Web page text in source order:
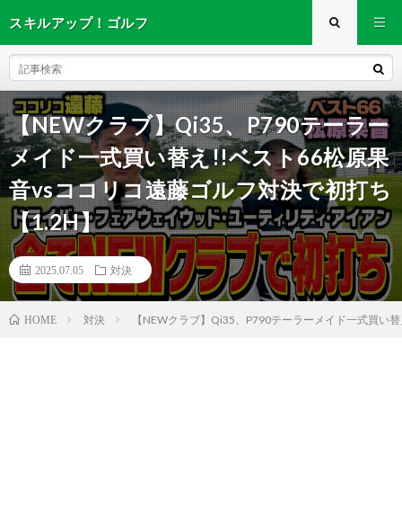
スキルアップ！ゴルフ
【NEWクラブ】Qi35、P790テーラー
メイド一式買い替え!!ベスト66松原果
音vsココリコ遠藤ゴルフ対決で初打ち
【1.2H】
2025.07.05 対決
HOME 対決 【NEWクラブ】Qi35、P790テーラーメイド一式買